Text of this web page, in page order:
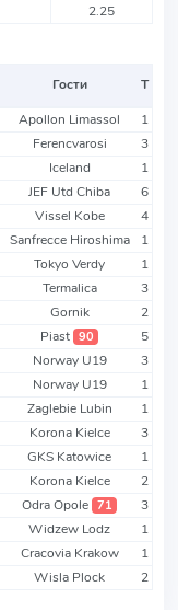
2.25
Гости Т
Apollon Limassol 1
Ferencvarosi 3
Iceland 1
JEF Utd Chiba 6
Vissel Kobe 4
Sanfrecce Hiroshima 1
Tokyo Verdy 1
Termalica 3
Gornik 2
Piast 90 5
Norway U19 3
Norway U19 1
Zaglebie Lubin 1
Korona Kielce 3
GKS Katowice 1
Korona Kielce 2
Odra Opole 71 3
Widzew Lodz 1
Cracovia Krakow 1
Wisla Plock 2